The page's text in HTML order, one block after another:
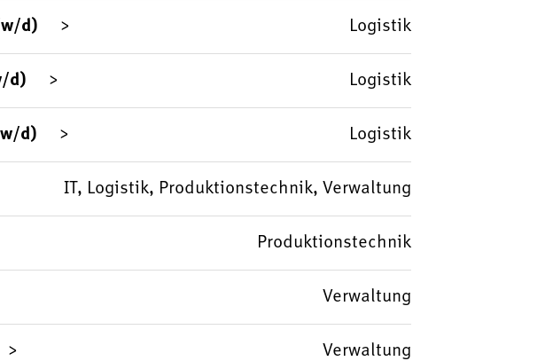
d) Logistik
d) Logistik
d) Logistik
IT, Logistik, Produktionstechnik, Verwaltung
Produktionstechnik
Verwaltung
Verwaltung